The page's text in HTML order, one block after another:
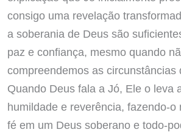
consigo uma revelação
a soberania de Deus são
paz e confiança, mesmo quando
compreendemos as circunstâncias
Quando Deus fala a Jó, Ele o leva
humildade e reverência, fazendo-o
fé em um Deus soberano e todo-